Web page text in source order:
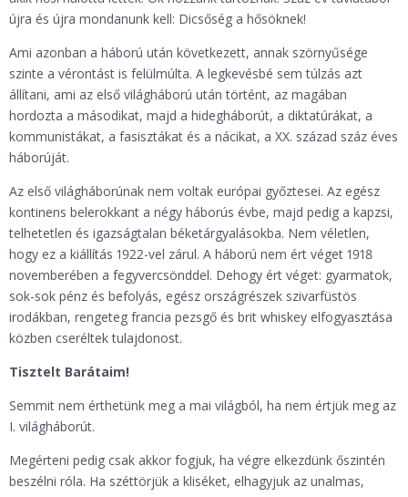
újra és újra mondanunk kell: Dicsőség a hősöknek!
Ami azonban a háború után következett, annak szörnyűsége
szinte a vérontást is felülmúlta. A legkevésbé sem túlzás azt
állítani, ami az első világháború után történt, az magában
hordozta a másodikat, majd a hidegháborút, a diktatúrákat, a
kommunistákat, a fasisztákat és a nácikat, a XX. század száz éves
háborúját.
Az első világháborúnak nem voltak európai győztesei. Az egész
kontinens belerokkant a négy háborús évbe, majd pedig a kapzsi,
telhetetlen és igazságtalan béketárgyalásokba. Nem véletlen,
hogy ez a kiállítás 1922-vel zárul. A háború nem ért véget 1918
novemberében a fegyvercsönddel. Dehogy ért véget: gyarmatok,
sok-sok pénz és befolyás, egész országrészek szivarfüstös
irodákban, rengeteg francia pezsgő és brit whiskey elfogyasztása
közben cseréltek tulajdonost.
Tisztelt Barátaim!
Semmit nem érthetünk meg a mai világból, ha nem értjük meg az
I. világháborút.
Megérteni pedig csak akkor fogjuk, ha végre elkezdünk őszintén
beszélni róla. Ha széttörjük a kliséket, elhagyjuk az unalmas,